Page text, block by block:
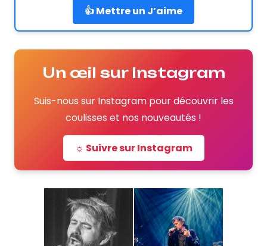
👍 Mettre un J’aime
Un œil sur Instagram
Suis-nous sur Instagram pour découvrir les
coulisses et nos nouveautés !
☼ Suivre sur Instagram